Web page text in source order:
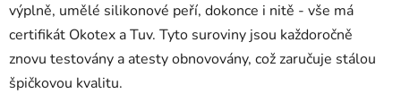
výplně, umělé silikonové peří, dokonce i nitě - vše má
certifikát Okotex a Tuv. Tyto suroviny jsou každoročně
znovu testovány a atesty obnovovány, což zaručuje stálou
špičkovou kvalitu.